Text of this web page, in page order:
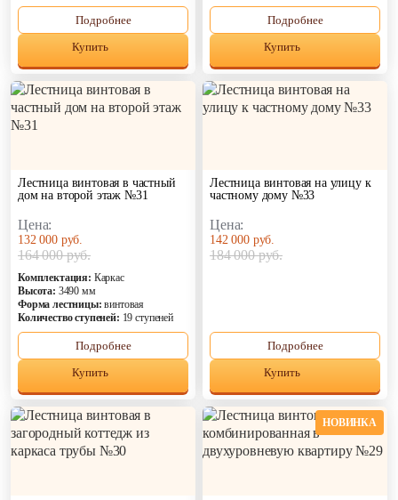
Подробнее
Купить
Подробнее
Купить
Лестница винтовая в частный
дом на второй этаж №31
Цена:
132 000 руб.
164 000 руб.
Комплектация: Каркас
Высота: 3490 мм
Форма лестницы: винтовая
Количество ступеней: 19 ступеней
Подробнее
Купить
Лестница винтовая на улицу к
частному дому №33
Цена:
142 000 руб.
184 000 руб.
Подробнее
Купить
НОВИНКА